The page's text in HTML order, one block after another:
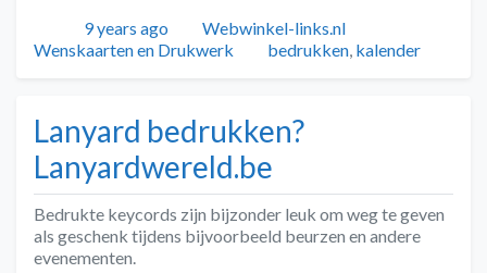
Geplaatst
9 years ago Auteur
Webwinkel-links.nl
Wenskaarten en Drukwerk
Tags
bedrukken kalender
Lanyard bedrukken?
Lanyardwereld.be
Bedrukte keycords zijn bijzonder leuk om weg te geven
als geschenk tijdens bijvoorbeeld beurzen en andere
evenementen.